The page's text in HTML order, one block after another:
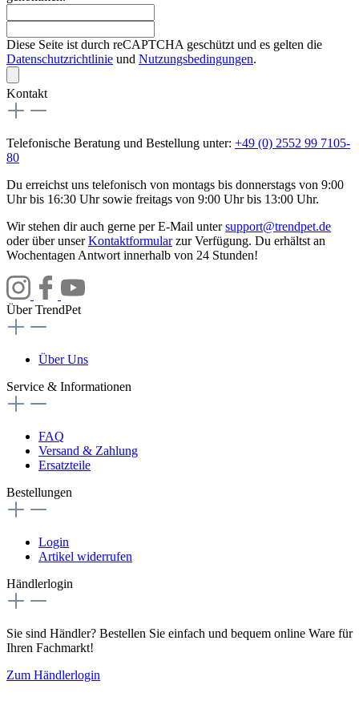
Diese Seite ist durch reCAPTCHA geschützt und es gelten die
Datenschutzrichtlinie und Nutzungsbedingungen.
Kontakt
Telefonische Beratung und Bestellung unter: +49 (0) 2552 99 7105-
80
Du erreichst uns telefonisch von montags bis donnerstags von 9:00
Uhr bis 16:30 Uhr sowie freitags von 9:00 Uhr bis 13:00 Uhr.
Wir stehen dir auch gerne per E-Mail untersupport@trendpet.de
oder über unserKontaktformularzur Verfügung. Du erhältst an
Wochentagen Antwort innerhalb von 24 Stunden!
Über TrendPet
Über Uns
Service & Informationen
FAQ
Versand & Zahlung
Ersatzteile
Bestellungen
Login
Artikel widerrufen
Händlerlogin
Sie sind Händler? Bestellen Sie einfach und bequem online Ware für
Ihren Fachmarkt!
Zum Händlerlogin